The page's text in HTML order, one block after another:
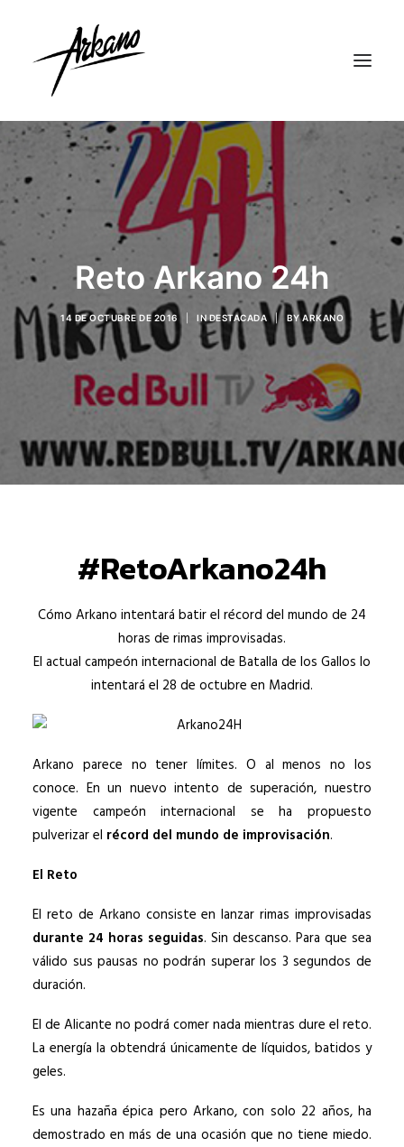
Reto Arkano 24h
14 DE OCTUBRE DE 2016 INDESTACADA | BYARKANO
#RetoArkano24h
Cómo Arkano intentará batir el récord del mundo de 24
horas de rimas improvisadas.
El actual campeón internacional de Batalla de los Gallos lo
intentará el 28 de octubre en Madrid.
Arkano parece no tener límites. O al menos no los
conoce. En un nuevo intento de superación, nuestro
vigente campeón internacional se ha propuesto
pulverizar el récord del mundo de improvisación.
El Reto
El reto de Arkano consiste en lanzar rimas improvisadas
durante 24 horas seguidas. Sin descanso. Para que sea
válido sus pausas no podrán superar los 3 segundos de
duración.
El de Alicante no podrá comer nada mientras dure el reto.
La energía la obtendrá únicamente de líquidos, batidos y
geles.
Es una hazaña épica pero Arkano, con solo 22 años, ha
demostrado en más de una ocasión que no tiene miedo.